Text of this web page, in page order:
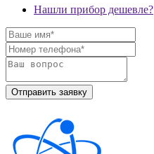
Нашли прибор дешевле?